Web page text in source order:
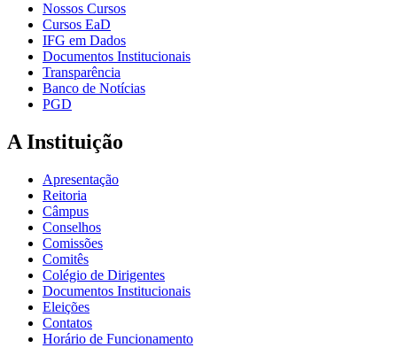
Nossos Cursos
Cursos EaD
IFG em Dados
Documentos Institucionais
Transparência
Banco de Notícias
PGD
A Instituição
Apresentação
Reitoria
Câmpus
Conselhos
Comissões
Comitês
Colégio de Dirigentes
Documentos Institucionais
Eleições
Contatos
Horário de Funcionamento